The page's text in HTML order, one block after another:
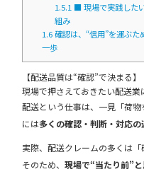
1.5.1 ■ 現場で実践した
組み
1.6確認は、“信用”を運ぶた
一歩
【配送品質は“確認”で決まる】
現場で押さえておきたい配送
配送という仕事は、一見「荷
には多くの確認・判断・対応の
実際、配送クレームの多くは「
そのため、現場で“当たり前”